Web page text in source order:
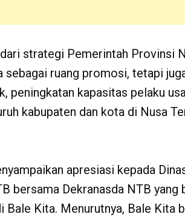
strategi Pemerintah Provinsi
ruang promosi, tetapi
peningkatan kapasitas pelaku
kabupaten dan kota di Nusa
apresiasi kepada
bersama Dekranasda NTB yang
Kita. Menurutnya, Bale Kita